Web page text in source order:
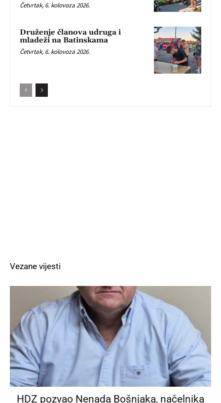
Četvrtak, 6. kolovoza 2026.
Druženje članova udruga i
mladeži na Batinskama
Četvrtak, 6. kolovoza 2026.
Vezane vijesti
HDZ pozvao Nenada Bošnjaka, načelnika